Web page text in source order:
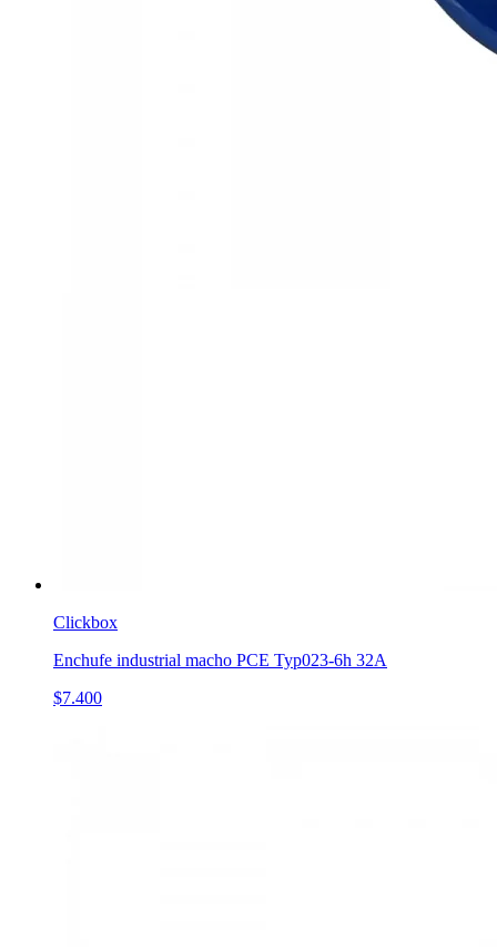
Clickbox
Enchufe industrial macho PCE Typ023-6h 32A
$7.400